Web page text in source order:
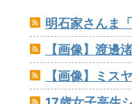
明石家さんま「炎天下で『こいつ
【画像】渡邊渚さ
【画像】ミスヤング